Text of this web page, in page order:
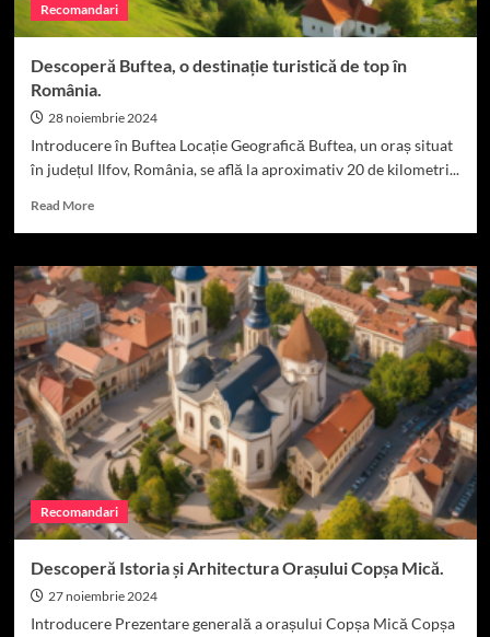
Recomandari
Descoperă Buftea, o destinație turistică de top în
România.
28 noiembrie 2024
Introducere în Buftea Locație Geografică Buftea, un oraș situat
în județul Ilfov, România, se află la aproximativ 20 de kilometri...
Read MoreRead
Descoperă
Buftea,
o
destinație
turistică
de
top
în
România.
Recomandari
Descoperă Istoria și Arhitectura Orașului Copșa Mică.
27 noiembrie 2024
Introducere Prezentare generală a orașului Copșa Mică Copșa